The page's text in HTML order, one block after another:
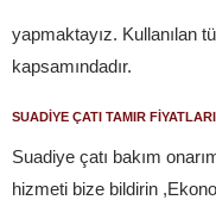
yapmaktayız. Kullanılan
kapsamındadır.
SUADİYE ÇATI TAMIR FİYATLARI
Suadiye çatı bakım
hizmeti bize bildirin